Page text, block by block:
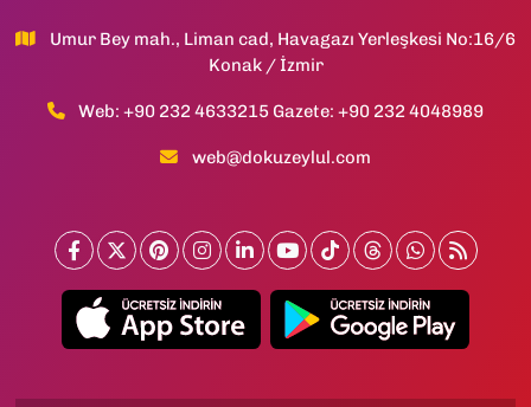
Umur Bey mah., Liman cad, Havagazı Yerleşkesi No:16/6
Konak / İzmir
Web: +90 232 4633215 Gazete: +90 232 4048989
web@dokuzeylul.com